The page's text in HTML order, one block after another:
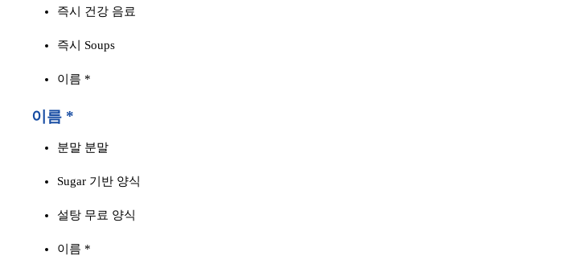
즉시 건강 음료
즉시 Soups
이름 *
이름 *
분말 분말
Sugar 기반 양식
설탕 무료 양식
이름 *